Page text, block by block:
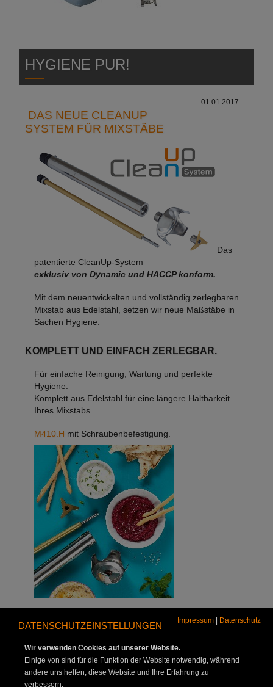
Impressum Datenschutz
DATENSCHUTZEINSTELLUNGEN
Wir verwenden Cookies auf unserer Website.
Einige von sind für die Funktion der Website notwendig, während
andere uns helfen, diese Website und Ihre Erfahrung zu
verbessern.
HYGIENE PUR!
01.01.2017
DAS NEUE CLEANUP
SYSTEM FÜR MIXSTÄBE
Das
patentierte CleanUp-System
exklusiv von Dynamic und HACCP konform.
Mit dem neuentwickelten und vollständig zerlegbaren
Mixstab aus Edelstahl, setzen wir neue Maßstäbe in
Sachen Hygiene.
KOMPLETT UND EINFACH ZERLEGBAR.
Für einfache Reinigung, Wartung und perfekte
Hygiene.
Komplett aus Edelstahl für eine längere Haltbarkeit
Ihres Mixstabs.
M410.H mit Schraubenbefestigung.